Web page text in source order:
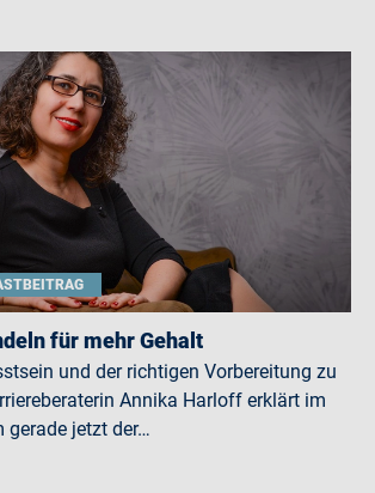
für mehr Gehalt
und der richtigen Vorbereitung zu
Annika Harloff erklärt im
gerade jetzt der…